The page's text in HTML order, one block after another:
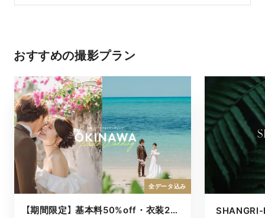
おすすめの撮影プラン
【期間限定】 基本料50%off・衣装2着ロケ
全データ込み